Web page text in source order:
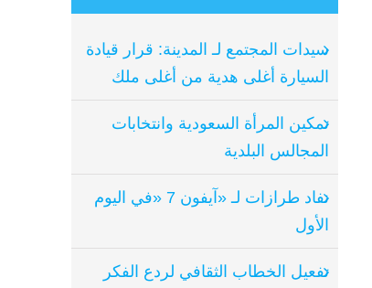
سيدات المجتمع لـ المدينة: قرار قيادة
السيارة أغلى هدية من أغلى ملك
تمكين المرأة السعودية وانتخابات
المجالس البلدية
نفاد طرازات لـ «آيفون 7 «في اليوم
الأول
تفعيل الخطاب الثقافي لردع الفكر